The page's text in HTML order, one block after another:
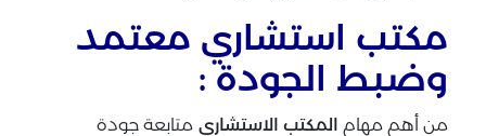
مكتب استشاري معتمد
وضبط الجودة :
من أهم مهام المكتب الاستشاري متابعة جودة